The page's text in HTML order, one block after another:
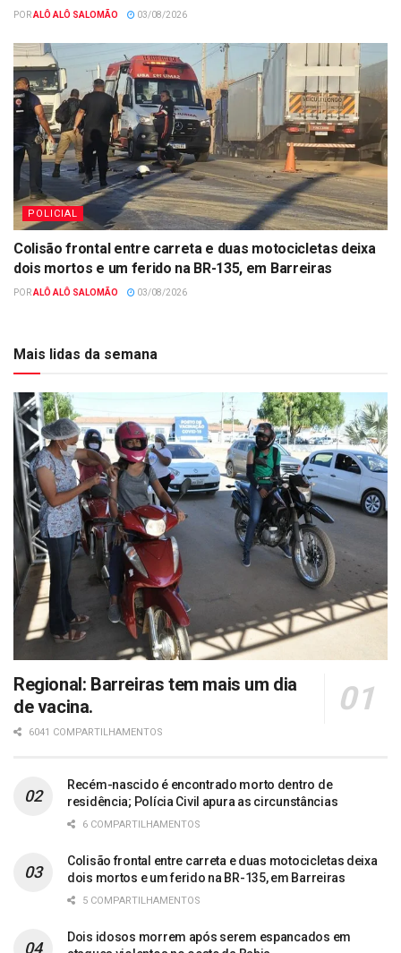
PORALÔ ALÔ SALOMÃO 03/08/2026
POLICIAL
Colisão frontal entre carreta e duas motocicletas deixa
dois mortos e um ferido na BR-135, em Barreiras
PORALÔ ALÔ SALOMÃO 03/08/2026
Mais lidas da semana
Regional: Barreiras tem mais um dia
de vacina.
6041 COMPARTILHAMENTOS
Recém-nascido é encontrado morto dentro de
residência; Polícia Civil apura as circunstâncias
6 COMPARTILHAMENTOS
Colisão frontal entre carreta e duas motocicletas deixa
dois mortos e um ferido na BR-135, em Barreiras
5 COMPARTILHAMENTOS
Dois idosos morrem após serem espancados em